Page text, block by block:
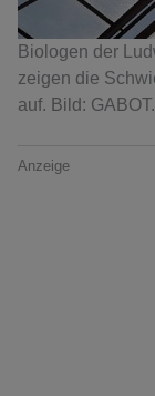
Biologen der
zeigen die
auf. Bild: GABOT.
Anzeige